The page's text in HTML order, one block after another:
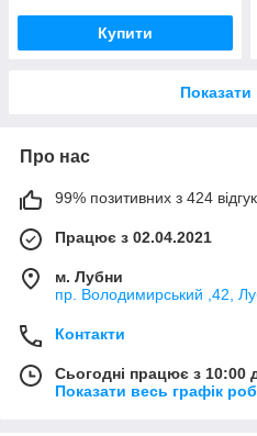
Купити
Про нас
99% позитивних з 424
Працює з 02.04.2021
м. Лубни
пр. Володимирський ,42,
Контакти
Сьогодні працює з 10:00
Показати весь графік